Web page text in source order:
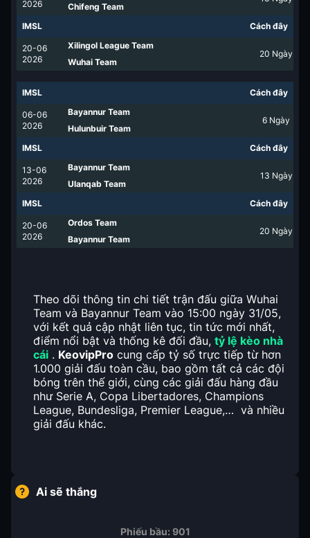
2026 Chifeng Team
IMSL Cách đây
20-06
2026
Xilingol League Team
Wuhai Team
20 Ngày
IMSL Cách đây
06-06
2026
Bayannur Team
Hulunbuir Team
6 Ngày
IMSL Cách đây
13-06
2026
Bayannur Team
Ulanqab Team
13 Ngày
IMSL Cách đây
20-06
2026
Ordos Team
Bayannur Team
20 Ngày
Theo dõi thông tin chi tiết trận đấu giữa Wuhai
Team và Bayannur Team vào 15:00 ngày 31/05,
với kết quả cập nhật liên tục, tin tức mới nhất,
điểm nổi bật và thống kê đối đầu, tỷ lệ kèo nhà
cái . KeovipPro cung cấp tỷ số trực tiếp từ hơn
1.000 giải đấu toàn cầu, bao gồm tất cả các đội
bóng trên thế giới, cùng các giải đấu hàng đầu
như Serie A, Copa Libertadores, Champions
League, Bundesliga, Premier League,… và nhiều
giải đấu khác.
Ai sẽ thắng
Phiếu bầu: 901